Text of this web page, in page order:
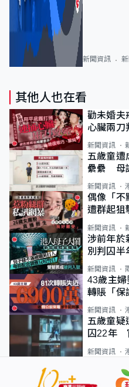
新聞資訊
其他人也在看
勸未婚
心臟兩
新聞資訊
五歲童遭
纍纍 母
類案最惡
新聞資訊
偶像「
遭群起
新聞資訊
涉前年
別判囚半
新聞資訊
43歲主
轉賬「保
新聞資訊
五歲童疑
囚22年
新聞資訊